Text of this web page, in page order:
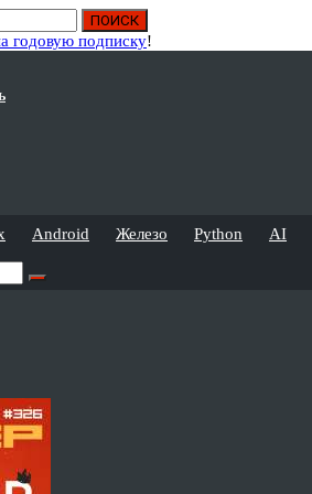
годовую подписку!
Android Железо Python AI